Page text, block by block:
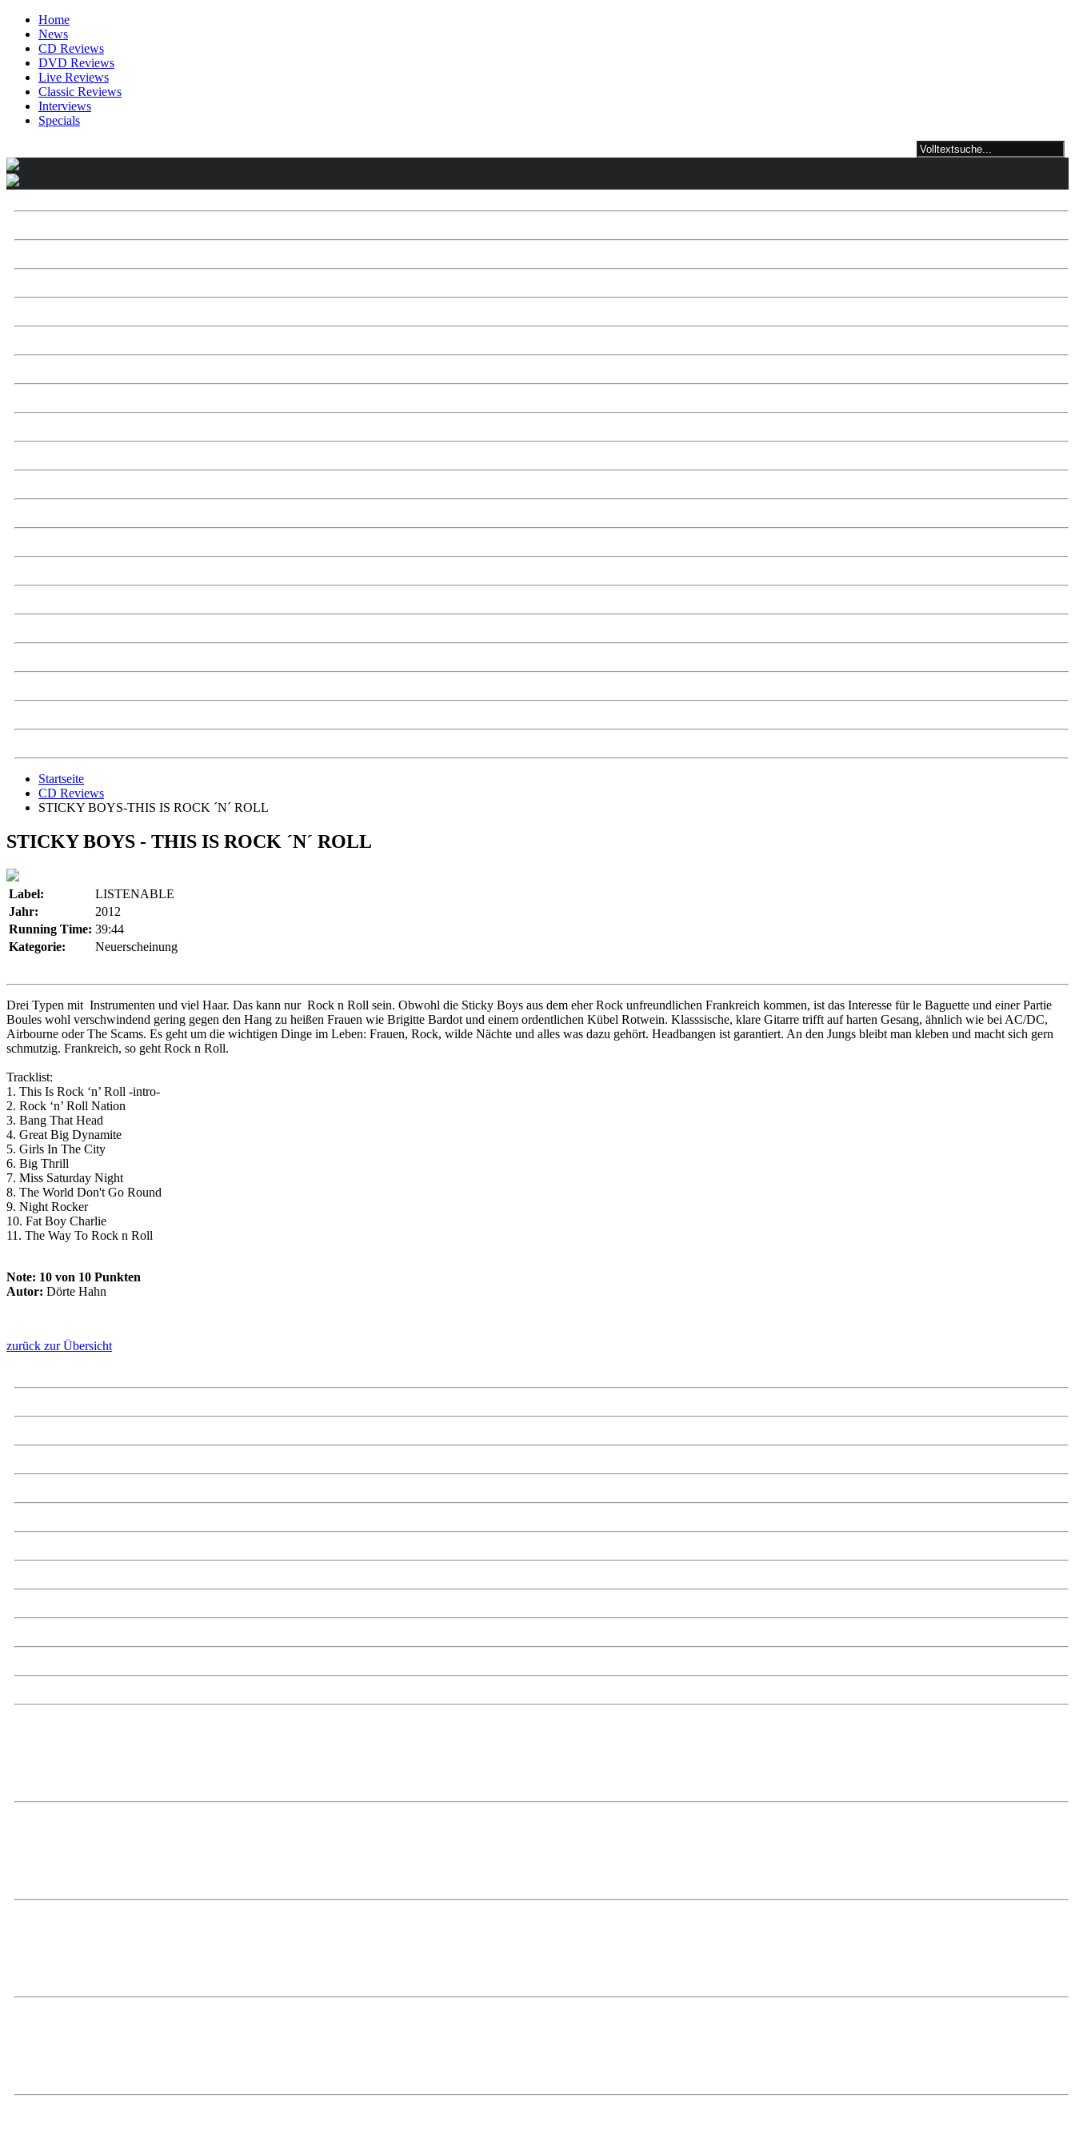
Home
News
CD Reviews
DVD Reviews
Live Reviews
Classic Reviews
Interviews
Specials
Startseite
CD Reviews
STICKY BOYS-THIS IS ROCK ´N´ ROLL
STICKY BOYS - THIS IS ROCK ´N´ ROLL
Label:
LISTENABLE
Jahr:
2012
Running Time: 39:44
Kategorie:
Neuerscheinung
Drei Typen mit Instrumenten und viel Haar. Das kann nur Rock n Roll sein. Obwohl die Sticky Boys aus dem eher Rock unfreundlichen Frankreich kommen, ist das Interesse für le Baguette und einer Partie
Boules wohl verschwindend gering gegen den Hang zu heißen Frauen wie Brigitte Bardot und einem ordentlichen Kübel Rotwein. Klasssische, klare Gitarre trifft auf harten Gesang, ähnlich wie bei AC/DC,
Airbourne oder The Scams. Es geht um die wichtigen Dinge im Leben: Frauen, Rock, wilde Nächte und alles was dazu gehört. Headbangen ist garantiert. An den Jungs bleibt man kleben und macht sich gern
schmutzig. Frankreich, so geht Rock n Roll.
Tracklist:
1. This Is Rock ‘n’ Roll -intro-
2. Rock ‘n’ Roll Nation
3. Bang That Head
4. Great Big Dynamite
5. Girls In The City
6. Big Thrill
7. Miss Saturday Night
8. The World Don't Go Round
9. Night Rocker
10. Fat Boy Charlie
11. The Way To Rock n Roll
Note: 10 von 10 Punkten
Autor: Dörte Hahn
zurück zur Übersicht